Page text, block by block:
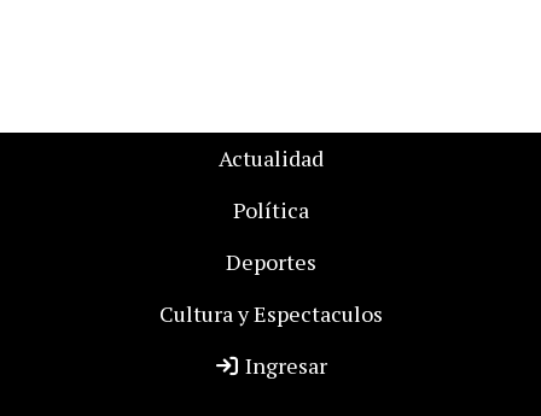
Actualidad
Política
Deportes
Cultura y Espectaculos
Ingresar